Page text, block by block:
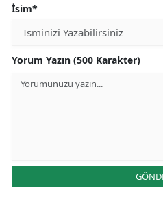
İsim*
Yorum Yazın (500 Karakter)